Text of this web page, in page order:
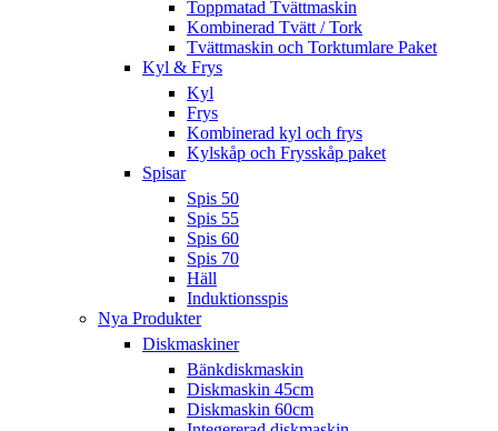
Toppmatad Tvättmaskin
Kombinerad Tvätt / Tork
Tvättmaskin och Torktumlare Paket
Kyl & Frys
Kyl
Frys
Kombinerad kyl och frys
Kylskåp och Frysskåp paket
Spisar
Spis 50
Spis 55
Spis 60
Spis 70
Häll
Induktionsspis
Nya Produkter
Diskmaskiner
Bänkdiskmaskin
Diskmaskin 45cm
Diskmaskin 60cm